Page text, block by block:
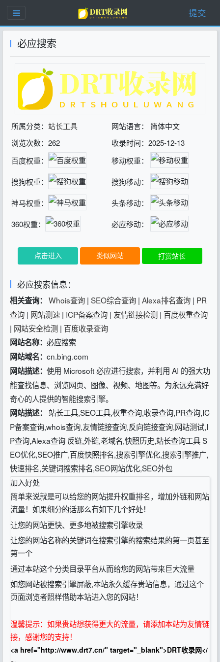
提交
必应搜索
所属分类： 站长工具
网站语言： 简体中文
浏览次数：262
收录时间：2025-12-13
百度权重：
移动权重：
搜狗权重： 搜狗移动：
神马权重： 头条移动：
360权重： 必应移动：
点击进入 类似网站 打赏站长
必应搜索信息：
相关查询： Whois查询 | SEO综合查询 | Alexa排名查询 | PR
查询 | 网站测速 | ICP备案查询 | 友情链接检测 | 百度权重查询
| 网站安全检测 | 百度收录查询
网站名称： 必应搜索
网站域名： cn.bing.com
网站描述： 使用 Microsoft 必应进行搜索，并利用 AI 的强大功
能查找信息、浏览网页、图像、视频、地图等。为永远充满好
奇心的人提供的智能搜索引擎。
网站描述： 站长工具,SEO工具,权重查询,收录查询,PR查询,IC
P备案查询,whois查询,友情链接查询,反向链接查询,网站测试,I
P查询,Alexa查询 反链,外链,老域名,快照历史,站长查询工具 S
EO优化,SEO推广,百度快照排名,搜索引擎优化,搜索引擎推广,
快速排名,关键词搜索排名,SEO网站优化,SEO外包
加入好处
简单来说就是可以给您的网站提升权重排名，增加外链和网站
流量！如果细分的话那么有如下几个好处！
让您的网站更快、更多地被搜索引擎收录
让您的网站名称的关键词在搜索引擎的搜索结果的第一页甚至
第一个
通过本站这个分类目录平台从而给您的网站带来巨大流量
如您网站被搜索引擎屏蔽,本站永久缓存贵站信息，通过这个
页面浏览者照样借助本站进入您的网站！
温馨提示：如果贵站想获得更大的流量，请添加本站为友情链
接，感谢您的支持！
<a href="http://www.drt7.cn/" target="_blank">DRT收录网</